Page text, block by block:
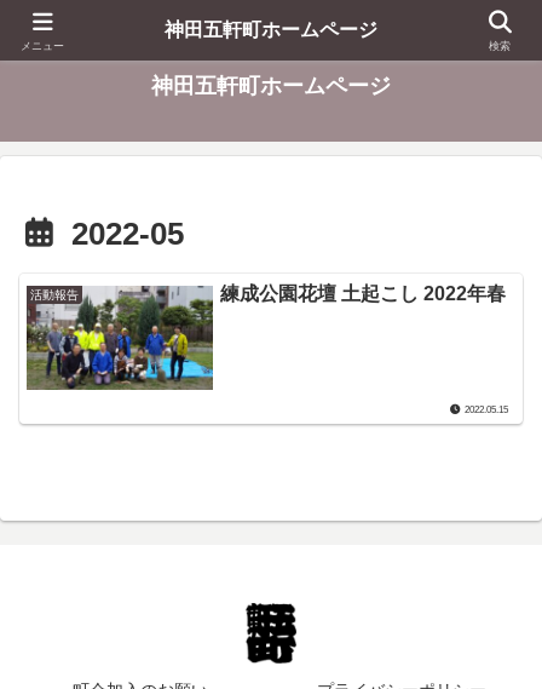
東京都千代田区
神田五軒町ホームページ
2022-05
活動報告 練成公園花壇 土起こし 2022年春
2022.05.15
メニュー
神田五軒町ホームページ
検索